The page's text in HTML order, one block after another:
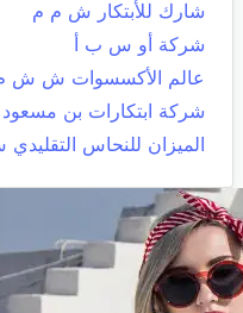
شارك للأبتكار ش م م
شركة أو س ب أ
عالم الأكسسوات ش ش
شركة ابتكارات بن مسعود
الميزان للنحاس